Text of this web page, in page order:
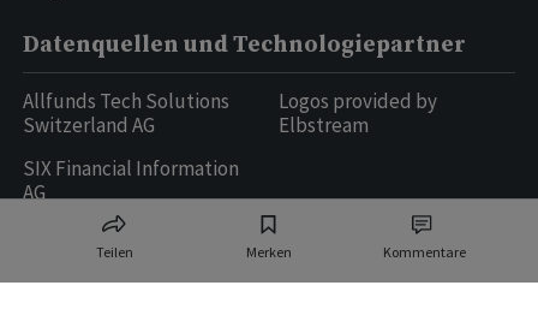
Teilen Merken Kommentare
Datenquellen und Technologiepartner
Allfunds Tech Solutions
Switzerland AG
SIX Financial Information
AG
Logos provided by
Elbstream
Ringier AG | Ringier Medien Schweiz